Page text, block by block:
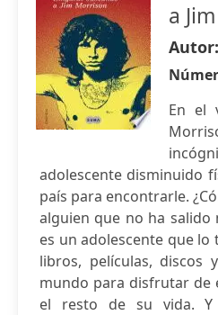
a
Autor:
En el
adolescente disminuido
país para encontrarle.
alguien que no ha salido
es un adolescente que
libros, películas,
mundo para disfrutar de
el resto de su vida. Y